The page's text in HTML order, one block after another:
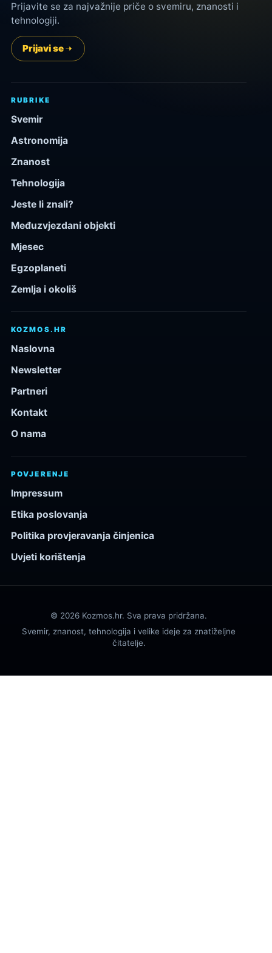
Prijavite se za najvažnije priče o svemiru, znanosti i
tehnologiji.
Prijavi se
RUBRIKE
Svemir
Astronomija
Znanost
Tehnologija
Jeste li znali?
Međuzvjezdani objekti
Mjesec
Egzoplaneti
Zemlja i okoliš
KOZMOS.HR
Naslovna
Newsletter
Partneri
Kontakt
O nama
POVJERENJE
Impressum
Etika poslovanja
Politika provjeravanja činjenica
Uvjeti korištenja
© 2026 Kozmos.hr. Sva prava pridržana.
Svemir, znanost, tehnologija i velike ideje za znatiželjne
čitatelje.